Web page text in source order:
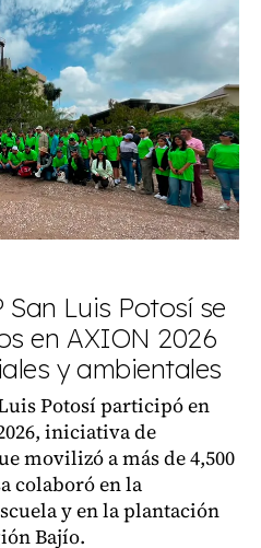
San Luis Potosí se
en AXION 2026
y ambientales
Potosí participó en
iniciativa de
movilizó a más de 4,500
colaboró en la
y en la plantación
Bajío.